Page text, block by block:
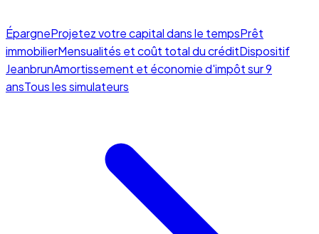
ÉpargneProjetez votre capital dans le tempsPrêt
immobilierMensualités et coût total du créditDispositif
JeanbrunAmortissement et économie d'impôt sur 9
ansTous les simulateurs